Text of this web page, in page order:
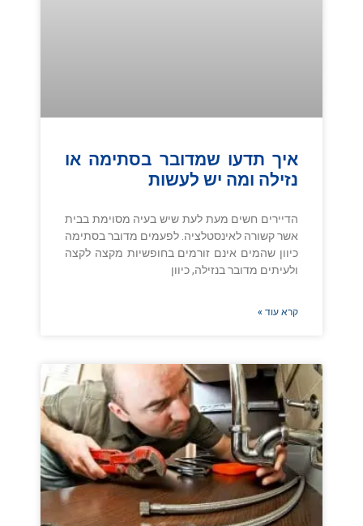
איך תדעו שמדובר בסתימה או
נזילה ומה יש לעשות
הדיירים חשים מעת לעת שיש בעיה מסוימת בבית
אשר קשורה לאינסטלציה. לפעמים מדובר בסתימה
כיוון שהמים אינם זורמים בחופשיות מקצה לקצה
ולעיתים מדובר בנזילה, כיוון
קרא עוד »